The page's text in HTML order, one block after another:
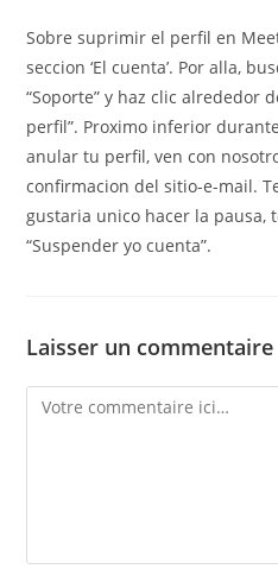
Sobre suprimir el perfil en
seccion ‘El cuenta’. Por alla,
“Soporte” y haz clic alrededor
perfil”. Proximo inferior
anular tu perfil, ven con
confirmacion del sitio-e-mail.
gustaria unico hacer la pausa,
“Suspender yo cuenta”.
Laisser un commentaire
Comment